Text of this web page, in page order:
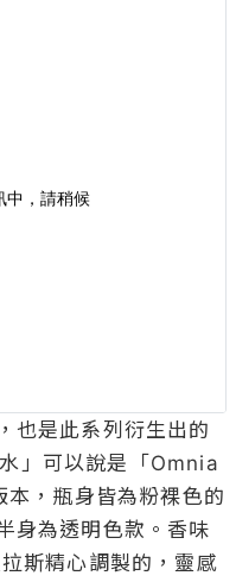
，請稍候
也是此系列衍生出的
」可以說是「Omnia
，瓶身皆為粉裸色的
身為透明色款。香味
斯精心調製的，靈感